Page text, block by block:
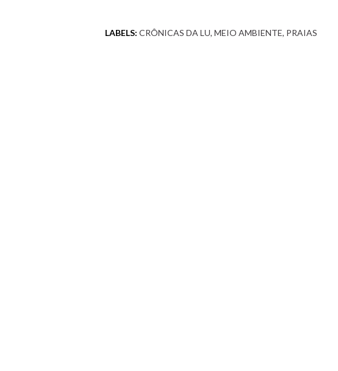
LABELS: CRÔNICAS DA LU MEIO AMBIENTE PRAIAS